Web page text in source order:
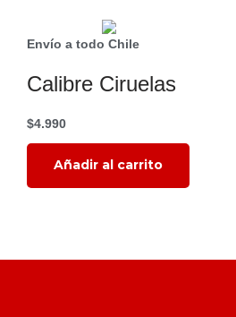
Envío a todo Chile
Calibre Ciruelas
$4.990
Añadir al carrito
¿Qué estásRead More